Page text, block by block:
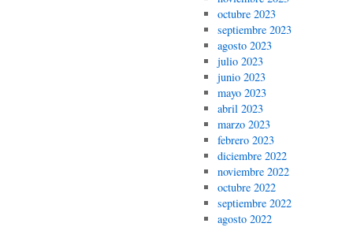
octubre 2023
septiembre 2023
agosto 2023
julio 2023
junio 2023
mayo 2023
abril 2023
marzo 2023
febrero 2023
diciembre 2022
noviembre 2022
octubre 2022
septiembre 2022
agosto 2022